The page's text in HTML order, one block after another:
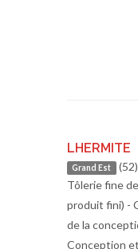
LHERMITE
Grand Est (52)
Tôlerie fine
produit fini) -
de la
Conception